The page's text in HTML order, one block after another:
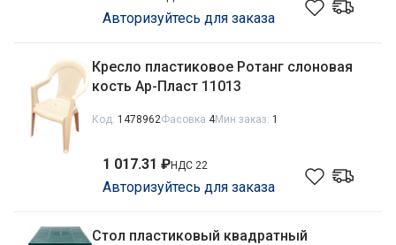
Авторизуйтесь для заказа
Кресло пластиковое Ротанг слоновая
кость Ар-Пласт 11013
Код: 1478962Фасовка 4Мин заказ: 1
1 017.31 ₽НДС 22
Авторизуйтесь для заказа
Стол пластиковый квадратный